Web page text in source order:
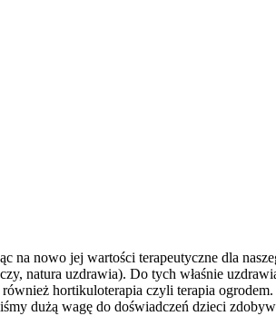
na nowo jej wartości terapeutyczne dla
natura uzdrawia). Do tych właśnie
hortikuloterapia czyli terapia ogrodem.
dużą wagę do doświadczeń dzieci